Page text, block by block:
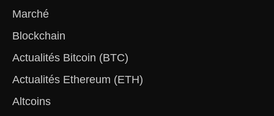
Marché
Blockchain
Actualités Bitcoin (BTC)
Actualités Ethereum (ETH)
Altcoins